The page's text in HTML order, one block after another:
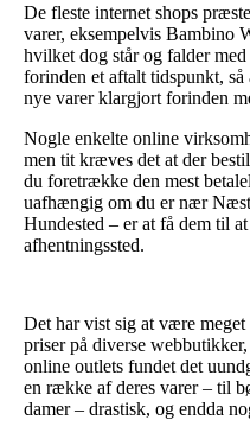
De fleste internet shops
varer, eksempelvis Bambino
hvilket dog står og falder med
forinden et aftalt tidspunkt, så
nye varer klargjort forinden
Nogle enkelte online
men tit kræves det at der
du foretrække den mest
uafhængig om du er nær
Hundested – er at få dem til
afhentningssted.
Det har vist sig at være
priser på diverse
online outlets fundet det
en række af deres varer – til
damer – drastisk, og endda